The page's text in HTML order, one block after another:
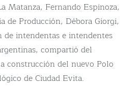
Matanza, Fernando Espinoza,
de Producción, Débora Giorgi,
de intendentas e intendentes
compartió del
construcción del nuevo Polo
de Ciudad Evita.